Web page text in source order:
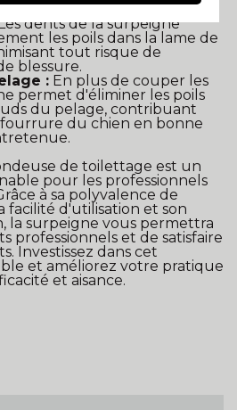
et sans irritation pour la
dents de la surpeigne
les poils dans la lame de
tout risque de
blessure.
: En plus de couper les
permet d'éliminer les poils
du pelage, contribuant
fourrure du chien en bonne
de toilettage est un
pour les professionnels
à sa polyvalence de
facilité d'utilisation et son
la surpeigne vous permettra
professionnels et de satisfaire
Investissez dans cet
et améliorez votre pratique
et aisance.